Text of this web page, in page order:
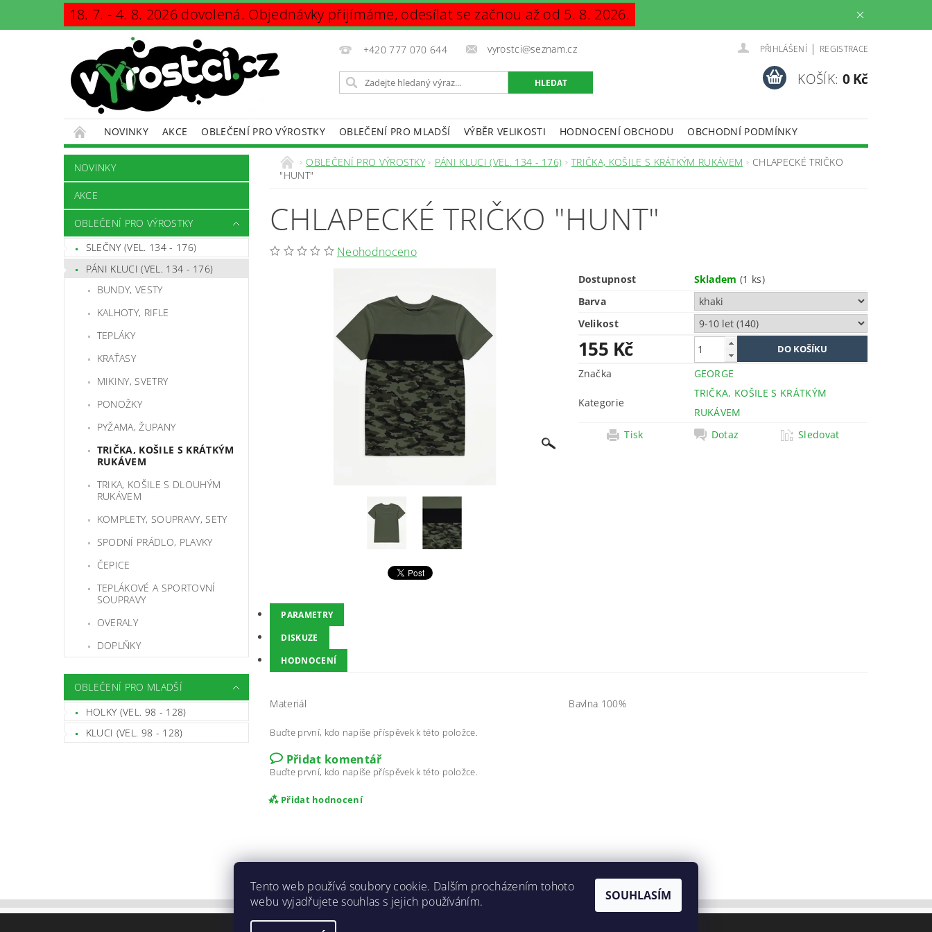
18. 7. - 4. 8. 2026 dovolená. Objednávky přijímáme, odesílat se začnou až od 5. 8. 2026.
+420 777 070 644 vyrostci@seznam.cz PŘIHLÁŠENÍ | REGISTRACE
KOŠÍK: 0 Kč
NOVINKY AKCE OBLEČENÍ PRO VÝROSTKY OBLEČENÍ PRO MLADŠÍ VÝBĚR VELIKOSTI HODNOCENÍ OBCHODU
OBCHODNÍ PODMÍNKY
KONTAKTY
PODMÍNKY OCHRANY OSOBNÍCH ÚDAJŮ
NOVINKY
AKCE
OBLEČENÍ PRO VÝROSTKY
SLEČNY (VEL. 134 - 176)
PÁNI KLUCI (VEL. 134 - 176)
BUNDY, VESTY
KALHOTY, RIFLE
TEPLÁKY
KRAŤASY
MIKINY, SVETRY
PONOŽKY
PYŽAMA, ŽUPANY
TRIČKA, KOŠILE S KRÁTKÝM
RUKÁVEM
TRIKA, KOŠILE S DLOUHÝM
RUKÁVEM
KOMPLETY, SOUPRAVY, SETY
SPODNÍ PRÁDLO, PLAVKY
ČEPICE
TEPLÁKOVÉ A SPORTOVNÍ
SOUPRAVY
OVERALY
DOPLŇKY
OBLEČENÍ PRO MLADŠÍ
HOLKY (VEL. 98 - 128)
KLUCI (VEL. 98 - 128)
OBLEČENÍ PRO VÝROSTKY PÁNI KLUCI (VEL. 134 - 176) TRIČKA, KOŠILE S KRÁTKÝM RUKÁVEM
CHLAPECKÉ TRIČKO
"HUNT"
CHLAPECKÉ TRIČKO "HUNT"
Neohodnoceno
Dostupnost Skladem(1 ks)
Barva
Velikost
155 Kč
Značka GEORGE
Kategorie
TRIČKA, KOŠILE S KRÁTKÝM
RUKÁVEM
Tisk
Dotaz Sledovat
PARAMETRY
DISKUZE
HODNOCENÍ
Materiál Bavlna 100%
Buďte první, kdo napíše příspěvek k této položce.
Přidat komentář
Buďte první, kdo napíše příspěvek k této položce.
Přidat hodnocení
Tento web používá soubory cookie. Dalším procházením tohoto
webu vyjadřujete souhlas s jejich používáním.
SOUHLASÍM